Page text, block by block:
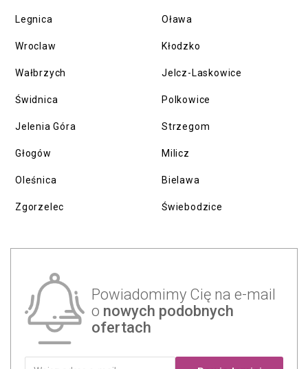
Legnica
Wroclaw
Wałbrzych
Świdnica
Jelenia Góra
Głogów
Oleśnica
Zgorzelec
Oława
Kłodzko
Jelcz-Laskowice
Polkowice
Strzegom
Milicz
Bielawa
Świebodzice
Powiadomimy Cię na e-mail
o nowych podobnych
ofertach